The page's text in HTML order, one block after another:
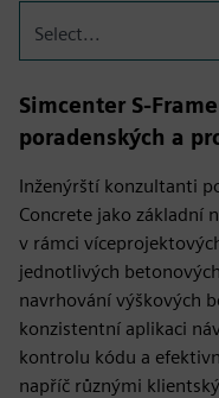
Select...
Simcenter S-
poradenských a
Inženýrští konzultanti
Concrete jako základní
v rámci
jednotlivých
navrhování výškových
konzistentní aplikaci
kontrolu kódu a
napříč různými